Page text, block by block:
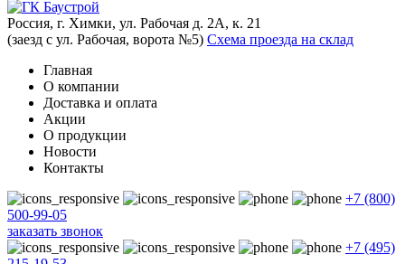
Россия, г. Химки, ул. Рабочая д. 2А, к. 21
(заезд с ул. Рабочая, ворота №5) Схема проезда на склад
Главная
О компании
Доставка и оплата
Акции
О продукции
Новости
Контакты
+7 (800)
500-99-05
заказать звонок
+7 (495)